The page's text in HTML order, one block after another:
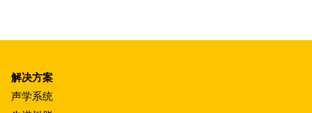
解决方案
声学系统